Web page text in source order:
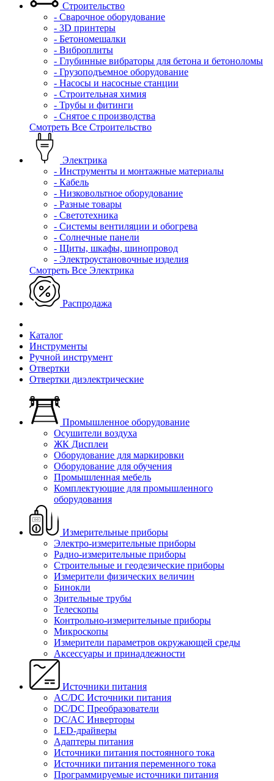
Строительство
- Сварочное оборудование
- 3D принтеры
- Бетономешалки
- Виброплиты
- Глубинные вибраторы для бетона и бетоноломы
- Грузоподъемное оборудование
- Насосы и насосные станции
- Строительная химия
- Трубы и фитинги
- Снятое с производства
Смотреть Все Строительство
Электрика
- Инструменты и монтажные материалы
- Кабель
- Низковольтное оборудование
- Разные товары
- Светотехника
- Системы вентиляции и обогрева
- Солнечные панели
- Щиты, шкафы, шинопровод
- Электроустановочные изделия
Смотреть Все Электрика
Распродажа
Каталог
Инструменты
Ручной инструмент
Отвертки
Отвертки диэлектрические
Промышленное оборудование
Осушители воздуха
ЖК Дисплеи
Оборудование для маркировки
Оборудование для обучения
Промышленная мебель
Комплектующие для промышленного
оборудования
Измерительные приборы
Электро-измерительные приборы
Радио-измерительные приборы
Строительные и геодезические приборы
Измерители физических величин
Бинокли
Зрительные трубы
Телескопы
Контрольно-измерительные приборы
Микроскопы
Измерители параметров окружающей среды
Аксессуары и принадлежности
Источники питания
AC/DC Источники питания
DC/DC Преобразователи
DC/AC Инверторы
LED-драйверы
Адаптеры питания
Источники питания постоянного тока
Источники питания переменного тока
Программируемые источники питания